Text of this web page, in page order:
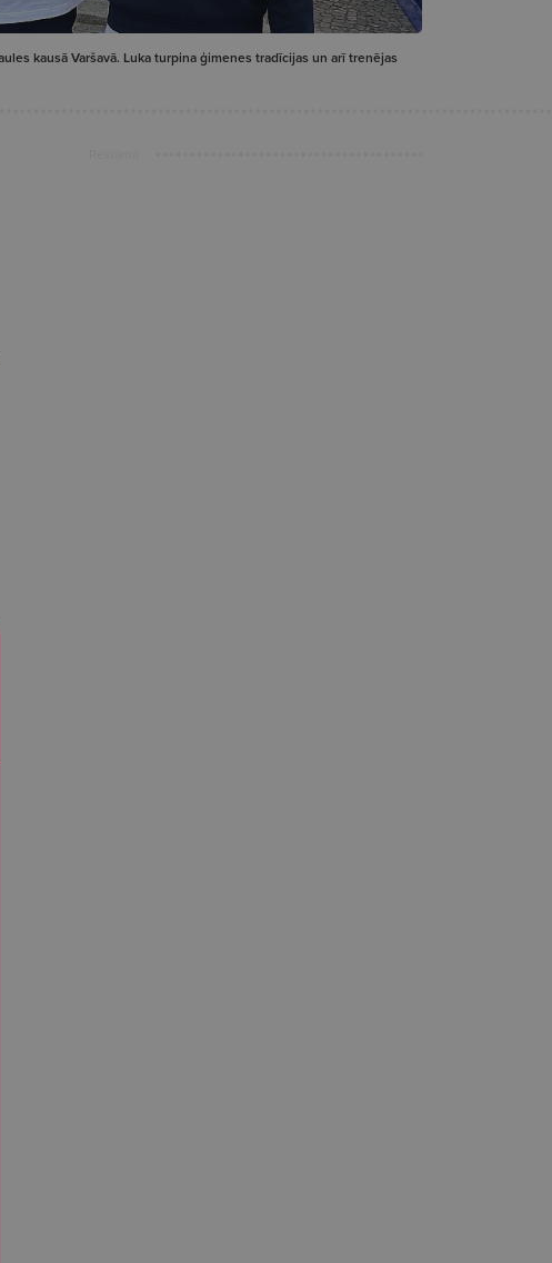
kausā Varšavā. Luka turpina ģimenes tradīcijas un arī trenējas